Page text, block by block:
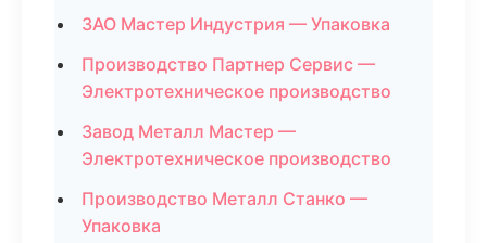
ЗАО Мастер Индустрия — Упаковка
Производство Партнер Сервис —
Электротехническое производство
Завод Металл Мастер —
Электротехническое производство
Производство Металл Станко —
Упаковка